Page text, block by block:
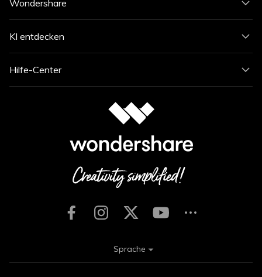
Wondershare
KI entdecken
Hilfe-Center
Sprache